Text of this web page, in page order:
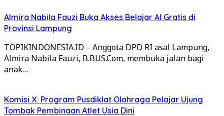
Almira Nabila Fauzi Buka Akses Belajar AI Gratis di
Provinsi Lampung
TOPIKINDONESIA.ID – Anggota DPD RI asal Lampung,
Almira Nabila Fauzi, B.BUS.Com, membuka jalan bagi
anak…
Komisi X: Program Pusdiklat Olahraga Pelajar Ujung
Tombak Pembinaan Atlet Usia Dini